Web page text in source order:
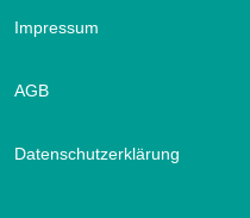
Impressum
AGB
Datenschutzerklärung